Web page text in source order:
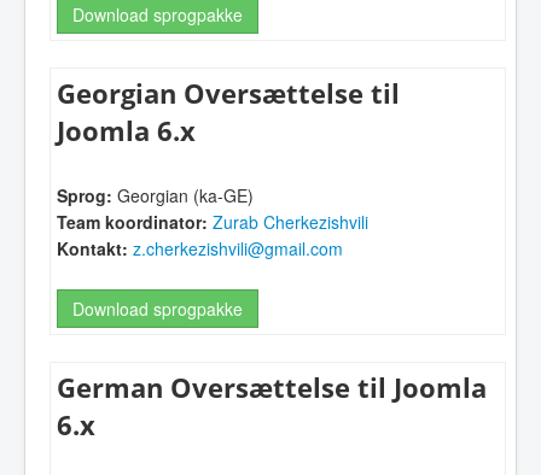
Download sprogpakke
Georgian Oversættelse til
Joomla 6.x
Sprog: Georgian (ka-GE)
Team koordinator: Zurab Cherkezishvili
Kontakt: z.cherkezishvili@gmail.com
Download sprogpakke
German Oversættelse til Joomla
6.x